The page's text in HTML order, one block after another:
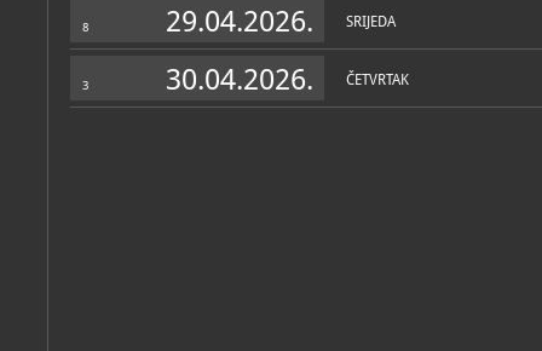
8 29.04.2026. SRIJEDA
3 30.04.2026. ČETVRTAK